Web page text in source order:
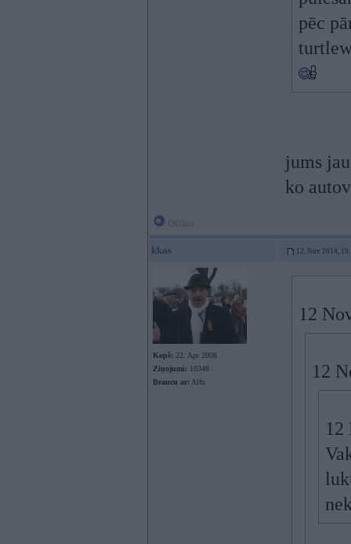
pēc
jums
ko
kkas 12. Nov 2014,
Kopš: 22. Apr 2008
Ziņojumi: 10348
Braucu ar: Alfu
12
12
12